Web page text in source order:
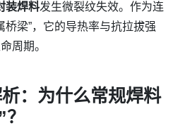
装焊料发生微裂纹失效。作为连
梁”，它的导热率与抗拉拔强
周期。
：为什么常规焊料